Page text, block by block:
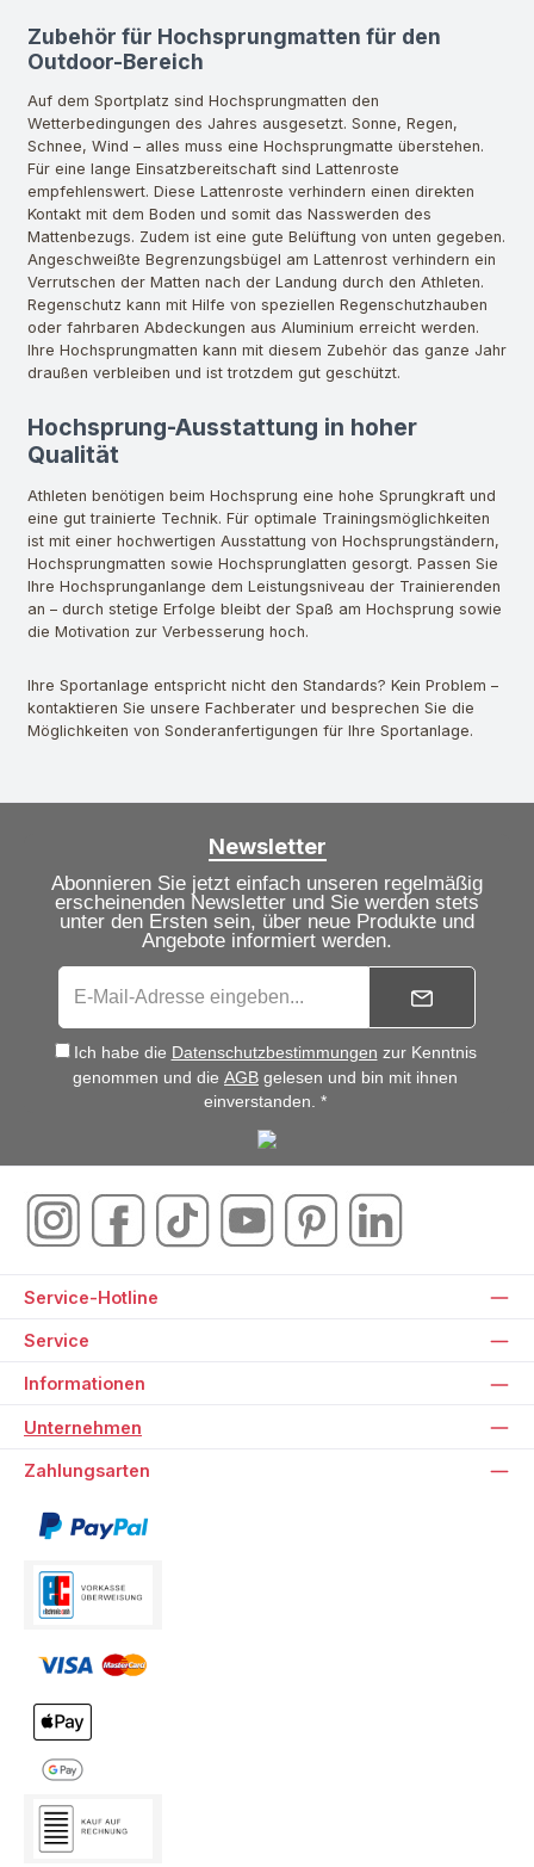
Zubehör für Hochsprungmatten für den
Outdoor-Bereich
Auf dem Sportplatz sind Hochsprungmatten den
Wetterbedingungen des Jahres ausgesetzt. Sonne, Regen,
Schnee, Wind – alles muss eine Hochsprungmatte überstehen.
Für eine lange Einsatzbereitschaft sind Lattenroste
empfehlenswert. Diese Lattenroste verhindern einen direkten
Kontakt mit dem Boden und somit das Nasswerden des
Mattenbezugs. Zudem ist eine gute Belüftung von unten gegeben.
Angeschweißte Begrenzungsbügel am Lattenrost verhindern ein
Verrutschen der Matten nach der Landung durch den Athleten.
Regenschutz kann mit Hilfe von speziellen Regenschutzhauben
oder fahrbaren Abdeckungen aus Aluminium erreicht werden.
Ihre Hochsprungmatten kann mit diesem Zubehör das ganze Jahr
draußen verbleiben und ist trotzdem gut geschützt.
Hochsprung-Ausstattung in hoher
Qualität
Athleten benötigen beim Hochsprung eine hohe Sprungkraft und
eine gut trainierte Technik. Für optimale Trainingsmöglichkeiten
ist mit einer hochwertigen Ausstattung von Hochsprungständern,
Hochsprungmatten sowie Hochsprunglatten gesorgt. Passen Sie
Ihre Hochsprunganlange dem Leistungsniveau der Trainierenden
an – durch stetige Erfolge bleibt der Spaß am Hochsprung sowie
die Motivation zur Verbesserung hoch.
Ihre Sportanlage entspricht nicht den Standards? Kein Problem –
kontaktieren Sie unsere Fachberater und besprechen Sie die
Möglichkeiten von Sonderanfertigungen für Ihre Sportanlage.
Newsletter
Abonnieren Sie jetzt einfach unseren regelmäßig
erscheinenden Newsletter und Sie werden stets
unter den Ersten sein, über neue Produkte und
Angebote informiert werden.
Ich habe die Datenschutzbestimmungen zur Kenntnis
genommen und die AGB gelesen und bin mit ihnen
einverstanden. *
Service-Hotline
Service
Informationen
Unternehmen
Zahlungsarten